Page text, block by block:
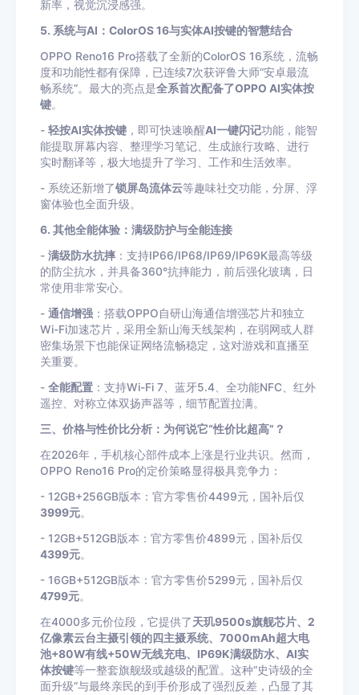
新率，视觉沉浸感强。
5. 系统与AI：ColorOS 16与实体AI按键的智慧结合
OPPO Reno16 Pro搭载了全新的ColorOS 16系统，流畅
度和功能性都有保障，已连续7次获评鲁大师“安卓最流
畅系统”。最大的亮点是全系首次配备了OPPO AI实体按
键。
- 轻按AI实体按键 ，即可快速唤醒AI一键闪记功能，能智
能提取屏幕内容、整理学习笔记、生成旅行攻略、进行
实时翻译等，极大地提升了学习、工作和生活效率。
- 系统还新增了锁屏岛流体云等趣味社交功能，分屏、浮
窗体验也全面升级。
6. 其他全能体验：满级防护与全能连接
- 满级防水抗摔 ：支持IP66/IP68/IP69/IP69K最高等级
的防尘抗水，并具备360°抗摔能力，前后强化玻璃，日
常使用非常安心。
- 通信增强 ：搭载OPPO自研山海通信增强芯片和独立
Wi-Fi加速芯片，采用全新山海天线架构，在弱网或人群
密集场景下也能保证网络流畅稳定，这对游戏和直播至
关重要。
- 全能配置 ：支持Wi-Fi 7、蓝牙5.4、全功能NFC、红外
遥控、对称立体双扬声器等，细节配置拉满。
三、价格与性价比分析：为何说它“性价比超高”？
在2026年，手机核心部件成本上涨是行业共识。然而，
OPPO Reno16 Pro的定价策略显得极具竞争力：
- 12GB+256GB版本：官方零售价4499元，国补后仅
3999元。
- 12GB+512GB版本：官方零售价4899元，国补后仅
4399元。
- 16GB+512GB版本：官方零售价5299元，国补后仅
4799元。
在4000多元价位段，它提供了天玑9500s旗舰芯片、2
亿像素云台主摄引领的四主摄系统、7000mAh超大电
池+80W有线+50W无线充电、IP69K满级防水、AI实
体按键等一整套旗舰级或越级的配置。这种“史诗级的全
面升级”与最终亲民的到手价形成了强烈反差，凸显了其